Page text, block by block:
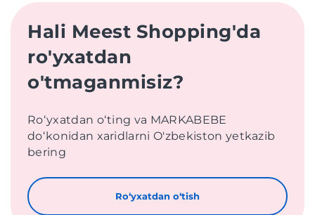
Hali Meest Shopping'da
ro'yxatdan
o'tmaganmisiz?
Roʻyxatdan oʻting va MARKABEBE
doʻkonidan xaridlarni O'zbekiston yetkazib
bering
Roʻyxatdan oʻtish